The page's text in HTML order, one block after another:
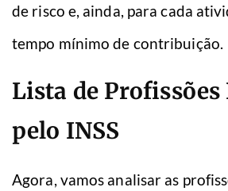
de risco e, ainda, para cada
tempo mínimo de contribuição.
Lista de
pelo INSS
Agora, vamos analisar as